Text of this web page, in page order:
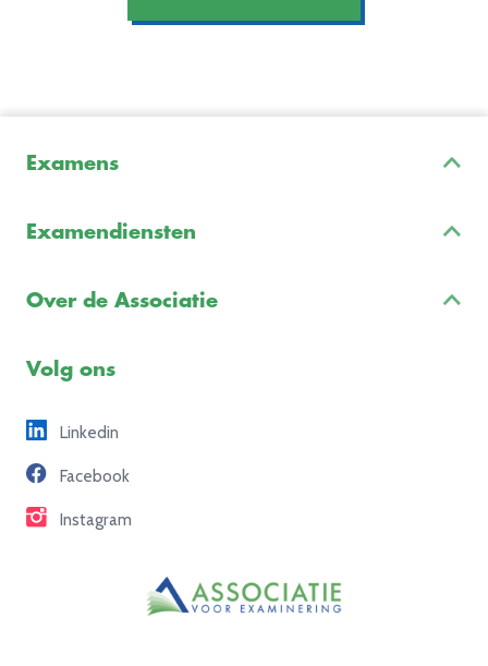
Examens
Examenreglement
Examendiensten
Over de Associatie
Partners
Contact
Volg ons
Linkedin
Facebook
Instagram